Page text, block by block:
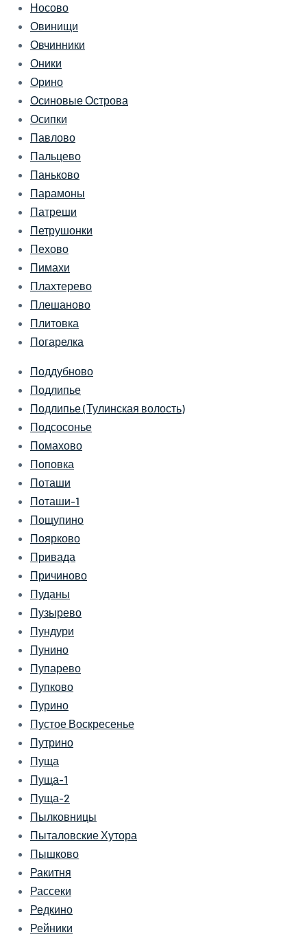
Носово
Овинищи
Овчинники
Оники
Орино
Осиновые Острова
Осипки
Павлово
Пальцево
Паньково
Парамоны
Патреши
Петрушонки
Пехово
Пимахи
Плахтерево
Плешаново
Плитовка
Погарелка
Поддубново
Подлипье
Подлипье (Тулинская волость)
Подсосонье
Помахово
Поповка
Поташи
Поташи-1
Пощупино
Поярково
Привада
Причиново
Пуданы
Пузырево
Пундури
Пунино
Пупарево
Пупково
Пурино
Пустое Воскресенье
Путрино
Пуща
Пуща-1
Пуща-2
Пылковницы
Пыталовские Хутора
Пышково
Ракитня
Рассеки
Редкино
Рейники